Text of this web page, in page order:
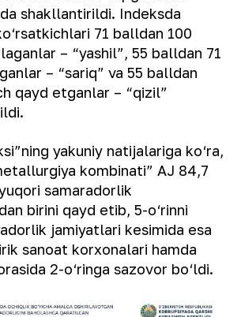
shakllantirildi. Indeksda
71 balldan 100
– “yashil”, 55 balldan 71
– “sariq” va 55 balldan
qayd etganlar – “qizil”
yakuniy natijalariga ko‘ra,
kombinati” AJ 84,7
samaradorlik
birini qayd etib, 5-o‘rinni
jamiyatlari kesimida esa
sanoat korxonalari hamda
2-o‘ringa sazovor bo‘ldi.